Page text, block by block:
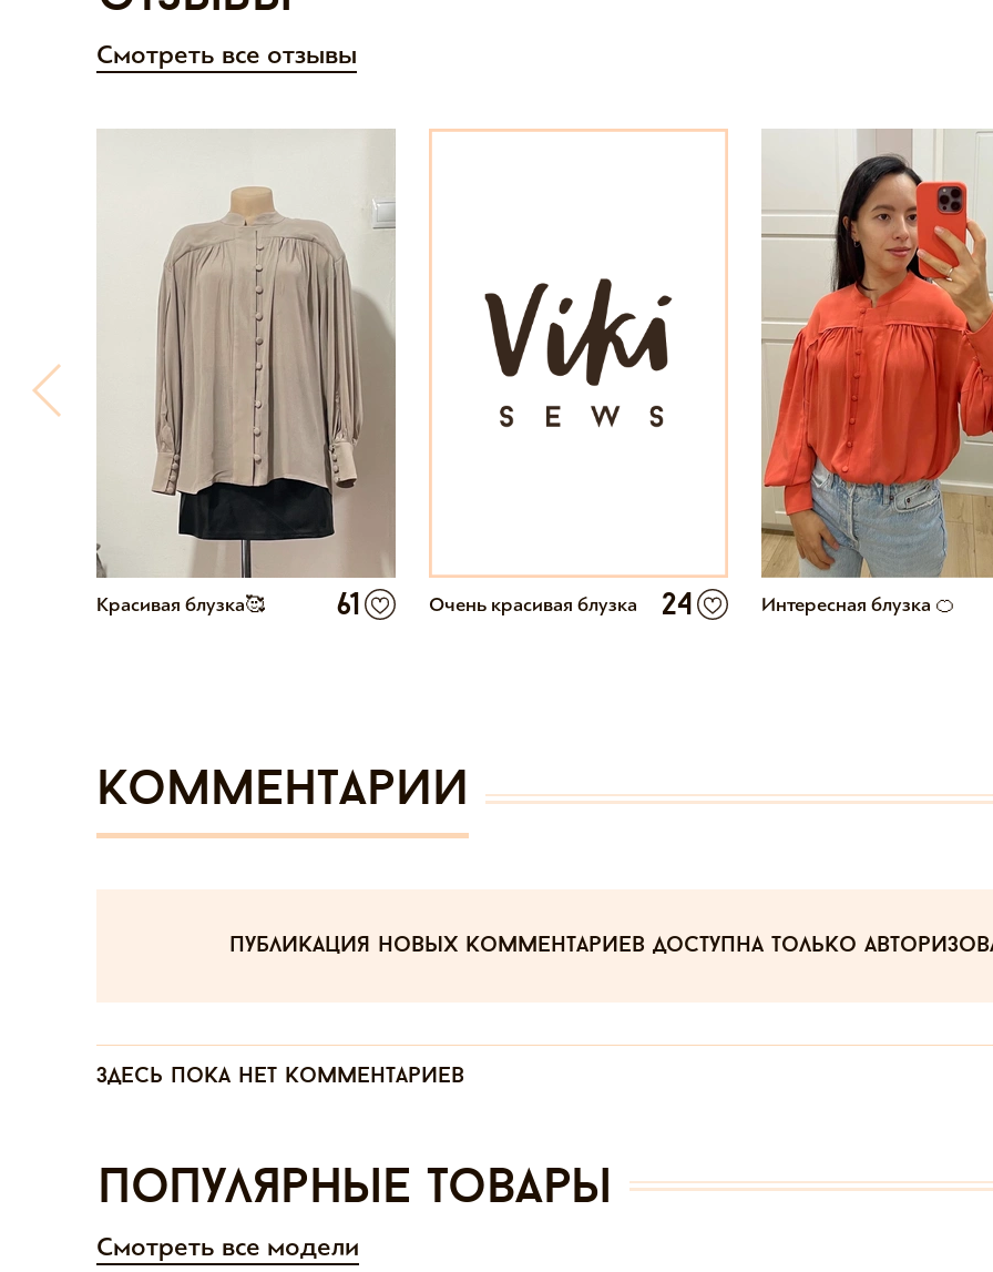
Смотреть все отзывы
Красивая блузка🥰 61 Очень красивая блузка 24 Интересная блузка 🍊
Комментарии
публикация новых комментариев доступна только
Здесь пока нет комментариев
Популярные товары
Смотреть все модели